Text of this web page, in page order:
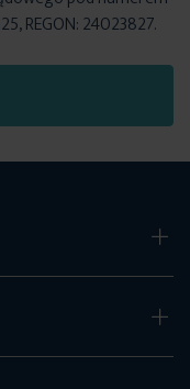
REGON: 24023827.